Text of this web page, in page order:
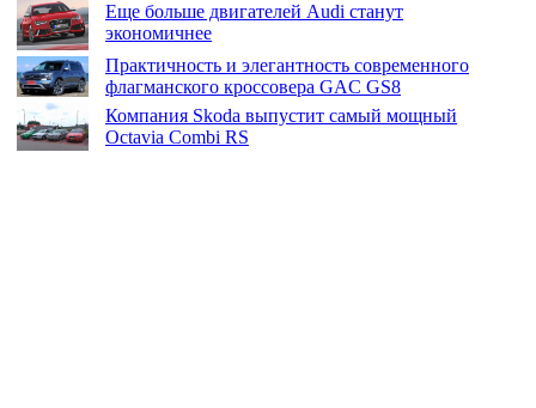
Еще больше двигателей Audi станут
экономичнее
Практичность и элегантность современного
флагманского кроссовера GAC GS8
Компания Skoda выпустит самый мощный
Octavia Combi RS